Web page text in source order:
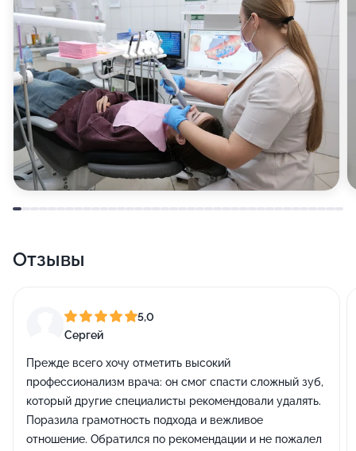
Отзывы
5,0
Сергей
Прежде всего хочу отметить высокий
профессионализм врача: он смог спасти сложный зуб,
который другие специалисты рекомендовали удалять.
Поразила грамотность подхода и вежливое
отношение. Обратился по рекомендации и не пожалел